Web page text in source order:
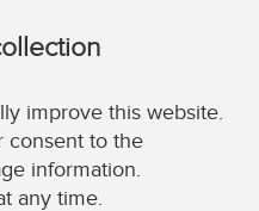
improve this website.
consent to the
information.
any time.